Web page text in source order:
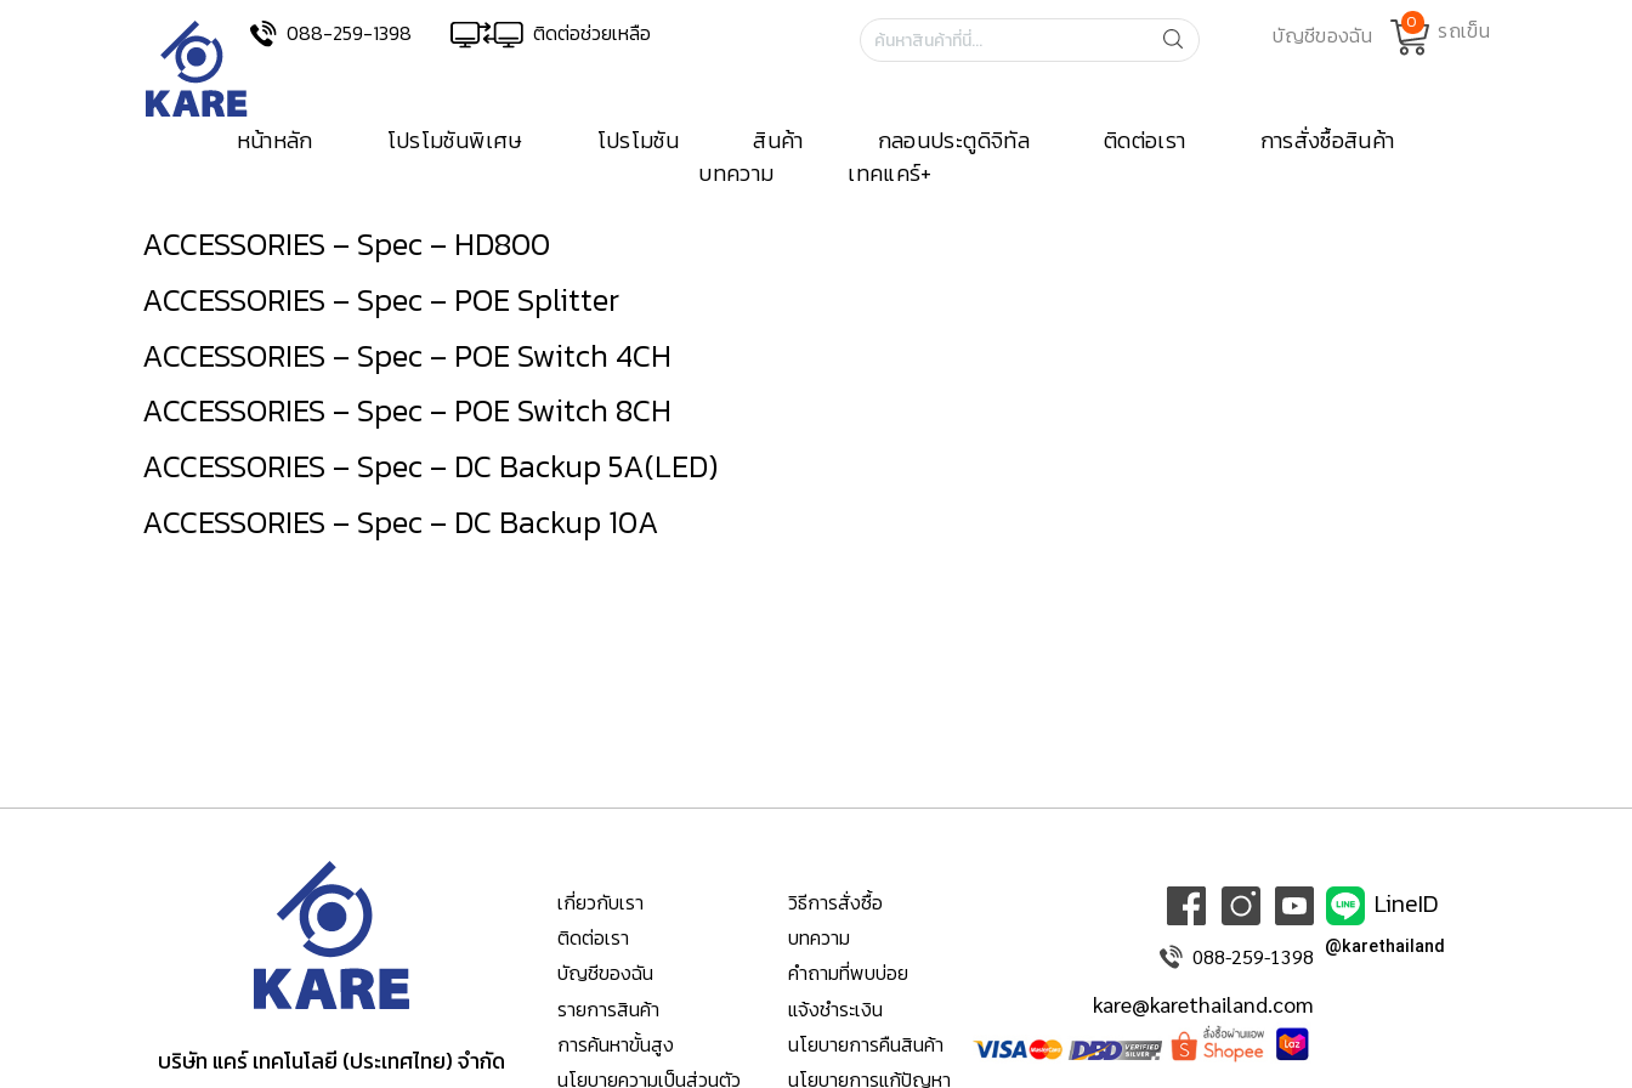
088-259-1398 ติดต่อช่วยเหลือ ค้นหา:
0
หน้าหลัก โปรโมชันพิเศษ โปรโมชัน สินค้า กลอนประตูดิจิทัล ติดต่อเรา
การสั่งซื้อสินค้า
บทความ
เทคแคร์+
ACCESSORIES – Spec – HD800
ACCESSORIES – Spec – POE Splitter
ACCESSORIES – Spec – POE Switch 4CH
ACCESSORIES – Spec – POE Switch 8CH
ACCESSORIES – Spec – DC Backup 5A(LED)
ACCESSORIES – Spec – DC Backup 10A
บริษัท แคร์ เทคโนโลยี (ประเทศไทย) จำกัด
เกี่ยวกับเรา
ติดต่อเรา
บัญชีของฉัน
รายการสินค้า
การค้นหาขั้นสูง
นโยบายความเป็นส่วนตัว
วิธีการสั่งซื้อ
บทความ
คำถามที่พบบ่อย
แจ้งชำระเงิน
นโยบายการคืนสินค้า
นโยบายการแก้ปัญหา
088-259-1398
kare@karethailand.com
LineID
@karethailand